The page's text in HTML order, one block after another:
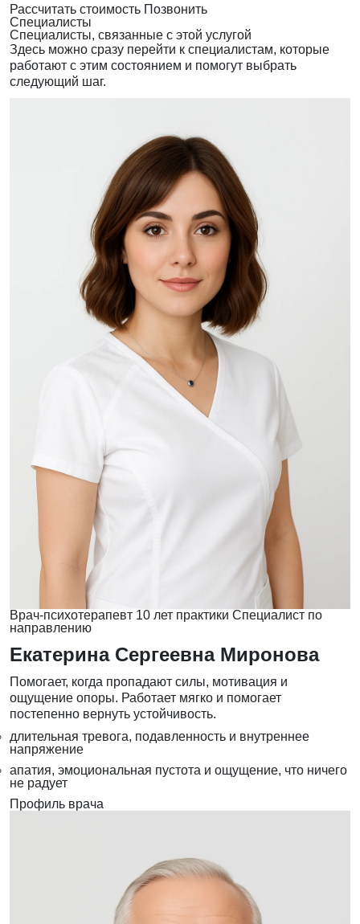
Рассчитать стоимость Позвонить
Специалисты
Специалисты, связанные с этой услугой
Здесь можно сразу перейти к специалистам, которые
работают с этим состоянием и помогут выбрать
следующий шаг.
Врач-психотерапевт 10 лет практики Специалист по
направлению
Екатерина Сергеевна Миронова
Помогает, когда пропадают силы, мотивация и
ощущение опоры. Работает мягко и помогает
постепенно вернуть устойчивость.
длительная тревога, подавленность и внутреннее
напряжение
апатия, эмоциональная пустота и ощущение, что ничего
не радует
Профиль врача